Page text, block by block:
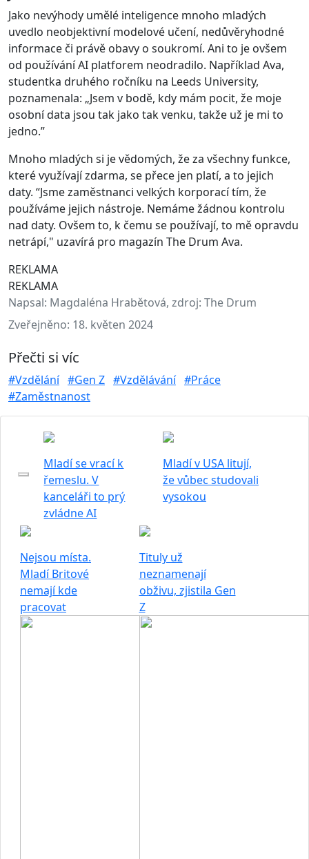
Jako nevýhody umělé inteligence mnoho mladých
uvedlo neobjektivní modelové učení, nedůvěryhodné
informace či právě obavy o soukromí. Ani to je ovšem
od používání AI platforem neodradilo. Například Ava,
studentka druhého ročníku na Leeds University,
poznamenala: „Jsem v bodě, kdy mám pocit, že moje
osobní data jsou tak jako tak venku, takže už je mi to
jedno.”
Mnoho mladých si je vědomých, že za všechny funkce,
které využívají zdarma, se přece jen platí, a to jejich
daty. “Jsme zaměstnanci velkých korporací tím, že
používáme jejich nástroje. Nemáme žádnou kontrolu
nad daty. Ovšem to, k čemu se používají, to mě opravdu
netrápí," uzavírá pro magazín The Drum Ava.
REKLAMA
REKLAMA
Napsal: Magdaléna Hrabětová, zdroj: The Drum
Zveřejněno: 18. květen 2024
Přečti si víc
#Vzdělání #Gen Z #Vzdělávání #Práce
#Zaměstnanost
Mladí se vrací k
řemeslu. V
kanceláři to prý
zvládne AI
Mladí v USA litují,
že vůbec studovali
vysokou
Nejsou místa.
Mladí Britové
nemají kde
pracovat
Tituly už
neznamenají
obživu, zjistila Gen
Z